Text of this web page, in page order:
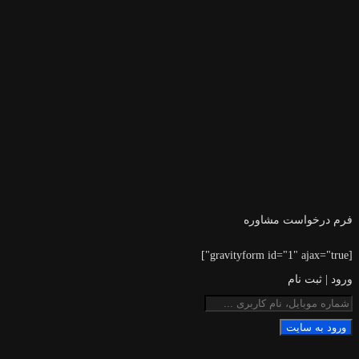
فرم درخواست مشاوره
[gravityform id="1" ajax="true"]
ورود | ثبت نام
ورود به سایت